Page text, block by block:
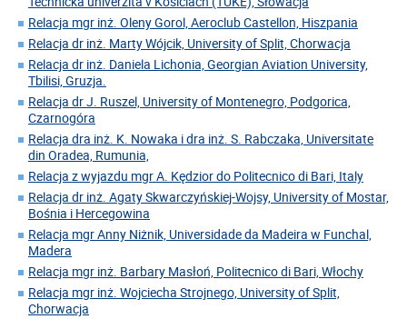
Relacja mgr inż. Oleny Gorol, Aeroclub Castellon, Hiszpania
Relacja dr inż. Marty Wójcik, University of Split, Chorwacja
Relacja dr inż. Daniela Lichonia, Georgian Aviation University,
Tbilisi, Gruzja.
Relacja dr J. Ruszel, University of Montenegro, Podgorica,
Czarnogóra
Relacja dra inż. K. Nowaka i dra inż. S. Rabczaka, Universitate
din Oradea, Rumunia,
Relacja z wyjazdu mgr A. Kędzior do Politecnico di Bari, Italy
Relacja dr inż. Agaty Skwarczyńskiej-Wojsy, University of Mostar,
Bośnia i Hercegowina
Relacja mgr Anny Niżnik, Universidade da Madeira w Funchal,
Madera
Relacja mgr inż. Barbary Masłoń, Politecnico di Bari, Włochy
Relacja mgr inż. Wojciecha Strojnego, University of Split,
Chorwacja